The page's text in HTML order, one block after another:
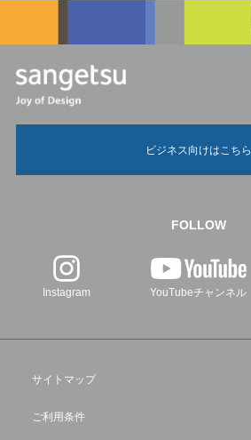
ビジネス向けはこちら
FOLLOW
Instagram YouTubeチャンネル
サイトマップ
ご利用条件